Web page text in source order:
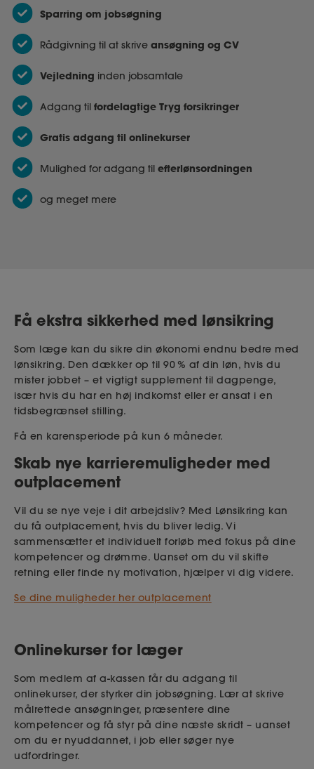
Sparring om jobsøgning
Rådgivning til at skrive ansøgning og CV
Vejledning inden jobsamtale
Adgang til fordelagtige Tryg forsikringer
Gratis adgang til onlinekurser
Mulighed for adgang til efterlønsordningen
og meget mere
Få ekstra sikkerhed med lønsikring
Som læge kan du sikre din økonomi endnu bedre med
lønsikring. Den dækker op til 90 % af din løn, hvis du
mister jobbet – et vigtigt supplement til dagpenge,
især hvis du har en høj indkomst eller er ansat i en
tidsbegrænset stilling.
Få en karensperiode på kun 6 måneder.
Skab nye karrieremuligheder med
outplacement
Vil du se nye veje i dit arbejdsliv? Med Lønsikring kan
du få outplacement, hvis du bliver ledig. Vi
sammensætter et individuelt forløb med fokus på dine
kompetencer og drømme. Uanset om du vil skifte
retning eller finde ny motivation, hjælper vi dig videre.
Se dine muligheder her outplacement
Onlinekurser for læger
Som medlem af a-kassen får du adgang til
onlinekurser, der styrker din jobsøgning. Lær at skrive
målrettede ansøgninger, præsentere dine
kompetencer og få styr på dine næste skridt – uanset
om du er nyuddannet, i job eller søger nye
udfordringer.